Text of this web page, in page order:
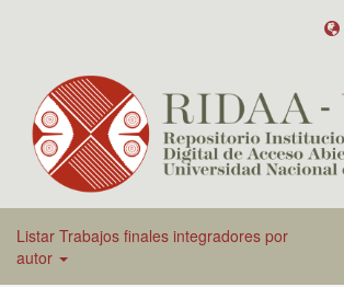
Listar Trabajos finales integradores por
autor